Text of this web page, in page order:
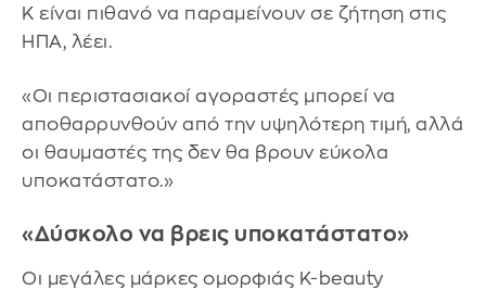
K είναι πιθανό να παραμείνουν σε ζήτηση στις
ΗΠΑ, λέει.
«Οι περιστασιακοί αγοραστές μπορεί να
αποθαρρυνθούν από την υψηλότερη τιμή, αλλά
οι θαυμαστές της δεν θα βρουν εύκολα
υποκατάστατο.»
«Δύσκολο να βρεις υποκατάστατο»
Οι μεγάλες μάρκες ομορφιάς K-beauty